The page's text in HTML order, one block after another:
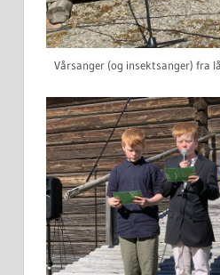
Vårsanger (og insektsanger) fra